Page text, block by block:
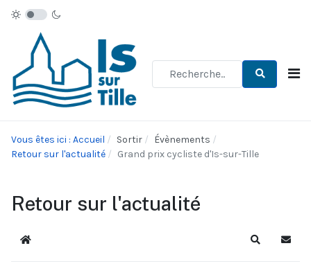
Vous êtes ici : Accueil Sortir
Évènements
Retour sur l'actualité
Grand prix cycliste d'Is-sur-Tille
Retour sur l'actualité
Accueil Recherche